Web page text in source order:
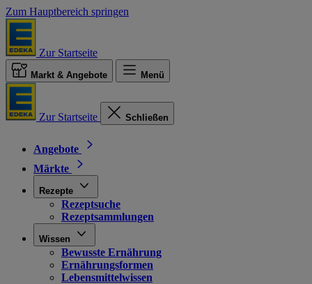
Zum Hauptbereich springen
Zur Startseite
Markt & Angebote Menü
Zur Startseite Schließen
Angebote
Märkte
Rezepte
Rezeptsuche
Rezeptsammlungen
Wissen
Bewusste Ernährung
Ernährungsformen
Lebensmittelwissen